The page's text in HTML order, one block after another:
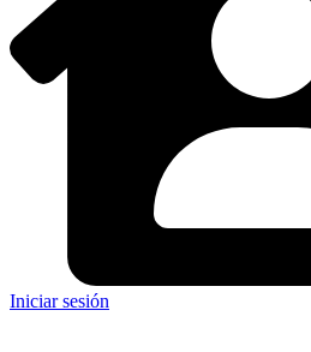
Iniciar sesión